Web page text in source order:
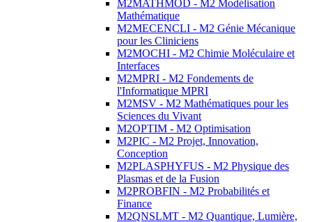
M2MATHMOD - M2 Modélisation
Mathématique
M2MECENCLI - M2 Génie Mécanique
pour les Cliniciens
M2MOCHI - M2 Chimie Moléculaire et
Interfaces
M2MPRI - M2 Fondements de
l'Informatique MPRI
M2MSV - M2 Mathématiques pour les
Sciences du Vivant
M2OPTIM - M2 Optimisation
M2PIC - M2 Projet, Innovation,
Conception
M2PLASPHYFUS - M2 Physique des
Plasmas et de la Fusion
M2PROBFIN - M2 Probabilités et
Finance
M2QNSLMT - M2 Quantique, Lumière,